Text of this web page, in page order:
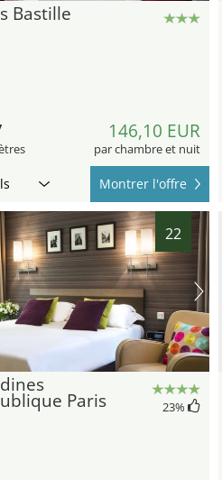
Bastille
146,10 EUR
par chambre et nuit
Montrer l'offre
22
Paris 23%